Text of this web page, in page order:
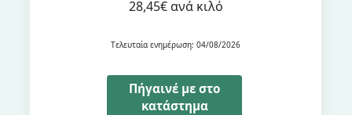
28,45€ ανά κιλό
Τελευταία ενημέρωση: 04/08/2026
Πήγαινέ με στο
κατάστημα